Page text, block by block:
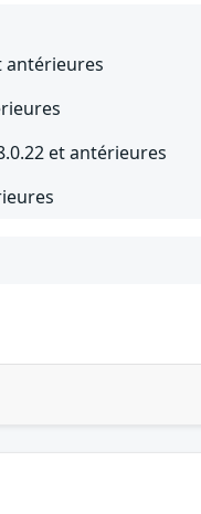
antérieures
et antérieures